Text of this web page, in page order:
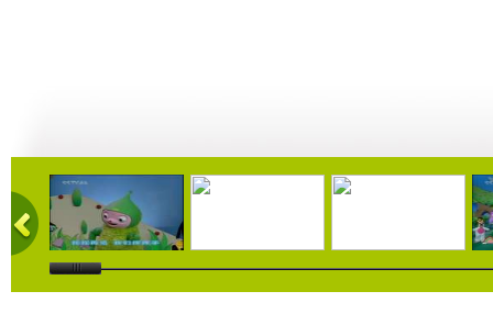
01:00 03:44 01:00